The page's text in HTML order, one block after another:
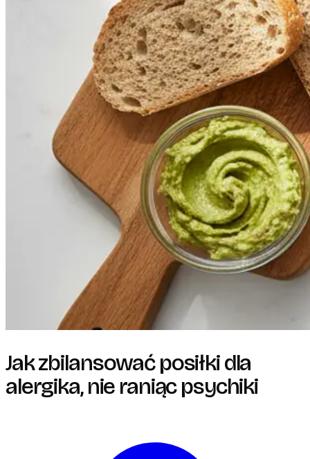
Jak zbilansować posiłki dla
alergika, nie raniąc psychiki